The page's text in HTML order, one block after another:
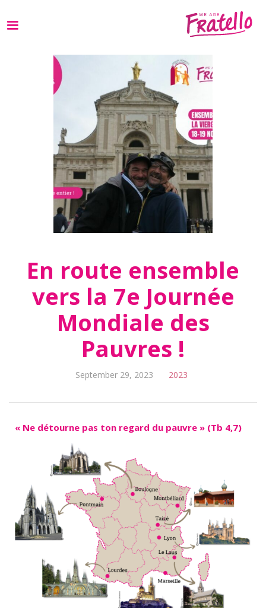
En route ensemble
vers la 7e Journée
Mondiale des
Pauvres !
September 29, 2023 2023
« Ne détourne pas ton regard du pauvre » (Tb 4,7)